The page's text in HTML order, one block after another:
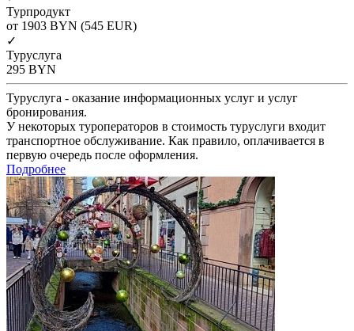
Турпродукт
от 1903 BYN (545 EUR)
✓
Туруслуга
295 BYN
Туруслуга - оказание информационных услуг и услуг
бронирования.
У некоторых туроператоров в стоимость туруслуги входит
транспортное обслуживание. Как правило, оплачивается в
первую очередь после оформления.
Подробнее